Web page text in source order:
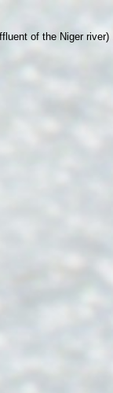
of the Niger river)